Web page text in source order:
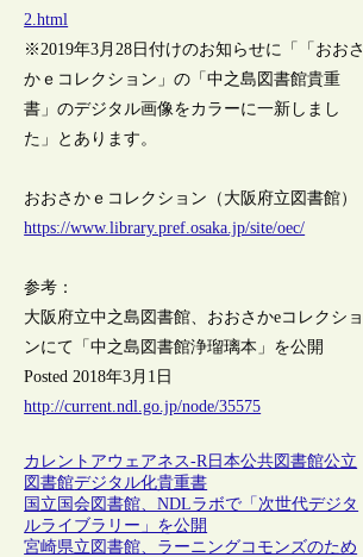
2.html
※2019年3月28日付けのお知らせに「「おおさ
かｅコレクション」の「中之島図書館貴重
書」のデジタル画像をカラーに一新しまし
た」とあります。
おおさかｅコレクション（大阪府立図書館）
https://www.library.pref.osaka.jp/site/oec/
参考：
大阪府立中之島図書館、おおさかeコレクショ
ンにて「中之島図書館浄瑠璃本」を公開
Posted 2018年3月1日
http://current.ndl.go.jp/node/35575
カレントアウェアネス-R日本公共図書館公立
図書館デジタル化貴重書
国立国会図書館、NDLラボで「次世代デジタ
ルライブラリー」を公開
宮崎県立図書館、ラーニングコモンズのため